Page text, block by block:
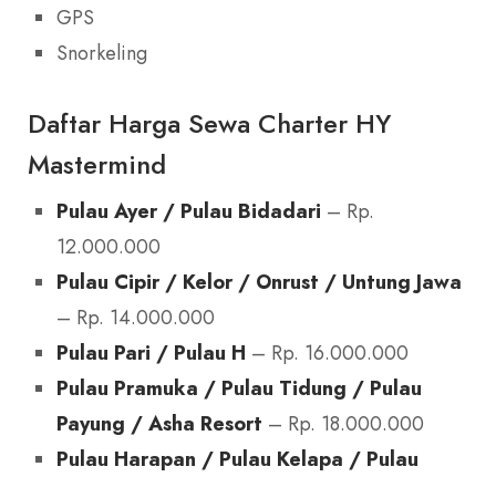
GPS
Snorkeling
Daftar Harga Sewa Charter HY
Mastermind
Pulau Ayer / Pulau Bidadari – Rp.
12.000.000
Pulau Cipir / Kelor / Onrust / Untung Jawa
– Rp. 14.000.000
Pulau Pari / Pulau H – Rp. 16.000.000
Pulau Pramuka / Pulau Tidung / Pulau
Payung / Asha Resort – Rp. 18.000.000
Pulau Harapan / Pulau Kelapa / Pulau